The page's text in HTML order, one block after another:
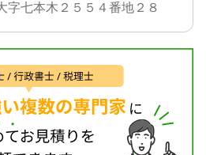
字七本木２５５４番地２８